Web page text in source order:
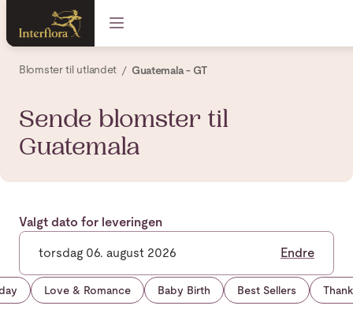
Blomster til utlandet Guatemala - GT
Sende blomster til
Guatemala
Valgt dato for leveringen
torsdag 06. august 2026 Endre
Love & Romance Baby Birth Best Sellers